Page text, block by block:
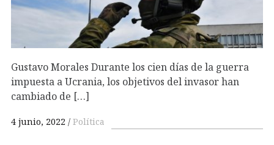
Gustavo Morales Durante los cien días de la guerra
impuesta a Ucrania, los objetivos del invasor han
cambiado de […]
4 junio, 2022 Política